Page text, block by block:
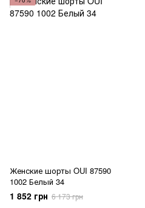
Женские шорты OUI 87590
1002 Белый 34
1 852 грн 6 173 грн